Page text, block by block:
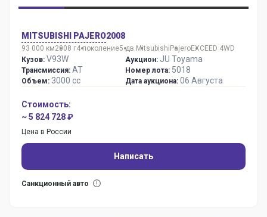
MITSUBISHI PAJERO2008
93 000 км2008 г4 поколение5 дв. MitsubishiPajeroEXCEED 4WD
Кузов: V93W
Трансмиссия: AT
Объем: 3000 сс
Аукцион: JU Toyama
Номер лота: 5018
Дата аукциона: 06 Августа
Стоимость:
~ 5 824 728 ₽
Цена в России
Написать
Санкционный авто